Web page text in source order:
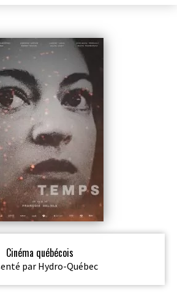
Cinéma québécois
par Hydro-Québec